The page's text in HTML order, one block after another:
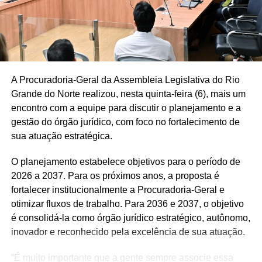
educação e inclusão social caminhem juntas.
Ainda durante a discussão, os parlamentares lembraram
que a melhora do índice também é resultado da cobrança
avanço não elimina os desafios que permanecem para a
rede estadual.
Participaram do debate os deputados Hermano Morais
(MDB), Francisco do PT, José Dias (PL) e Cristiane
A Procuradoria-Geral da Assembleia Legislativa do Rio
Grande do Norte realizou, nesta quinta-feira (6), mais um
encontro com a equipe para discutir o planejamento e a
gestão do órgão jurídico, com foco no fortalecimento de
sua atuação estratégica.
O planejamento estabelece objetivos para o período de
2026 a 2037. Para os próximos anos, a proposta é
fortalecer institucionalmente a Procuradoria-Geral e
otimizar fluxos de trabalho. Para 2036 e 2037, o objetivo
é consolidá-la como órgão jurídico estratégico, autônomo,
inovador e reconhecido pela excelência de sua atuação.
“É muito importante que a gente sempre associe essa